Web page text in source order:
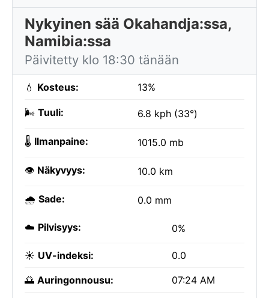
Nykyinen sää Okahandja:ssa,
Namibia:ssa
Päivitetty klo 18:30 tänään
💧 Kosteus: 13%
🌬️ Tuuli: 6.8 kph (33°)
🌡️ Ilmanpaine: 1015.0 mb
👁️ Näkyvyys: 10.0 km
🌧️ Sade: 0.0 mm
☁️ Pilvisyys: 0%
☀️ UV-indeksi: 0.0
🌅 Auringonnousu: 07:24 AM